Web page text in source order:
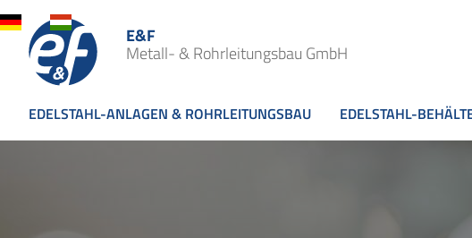
E&F
Metall- & Rohrleitungsbau GmbH
EDELSTAHL-ANLAGEN & ROHRLEITUNGSBAU EDELSTAHL-